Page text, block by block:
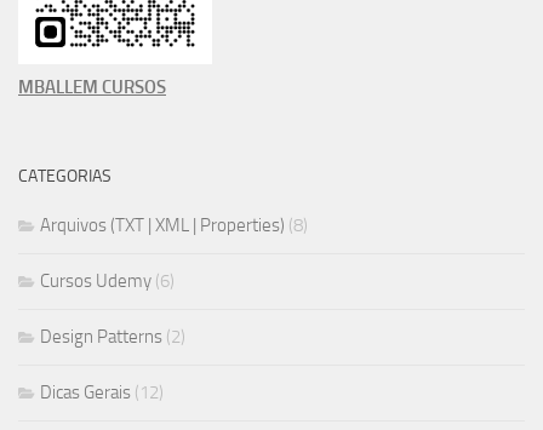
MBALLEM CURSOS
CATEGORIAS
Arquivos (TXT | XML | Properties) (8)
Cursos Udemy (6)
Design Patterns (2)
Dicas Gerais (12)